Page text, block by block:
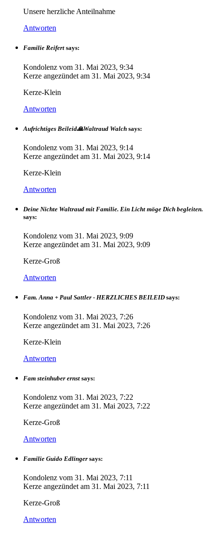
Unsere herzliche Anteilnahme
Antworten
Familie Reifert says:
Kondolenz vom 31. Mai 2023, 9:34
Kerze angezündet am 31. Mai 2023, 9:34
Kerze-Klein
Antworten
Aufrichtiges Beileid🙏Waltraud Walch says:
Kondolenz vom 31. Mai 2023, 9:14
Kerze angezündet am 31. Mai 2023, 9:14
Kerze-Klein
Antworten
Deine Nichte Waltraud mit Familie. Ein Licht möge Dich begleiten.
says:
Kondolenz vom 31. Mai 2023, 9:09
Kerze angezündet am 31. Mai 2023, 9:09
Kerze-Groß
Antworten
Fam. Anna + Paul Sattler - HERZLICHES BEILEID says:
Kondolenz vom 31. Mai 2023, 7:26
Kerze angezündet am 31. Mai 2023, 7:26
Kerze-Klein
Antworten
Fam steinhuber ernst says:
Kondolenz vom 31. Mai 2023, 7:22
Kerze angezündet am 31. Mai 2023, 7:22
Kerze-Groß
Antworten
Familie Guido Edlinger says:
Kondolenz vom 31. Mai 2023, 7:11
Kerze angezündet am 31. Mai 2023, 7:11
Kerze-Groß
Antworten